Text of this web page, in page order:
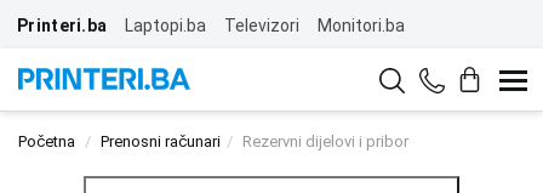
Printeri.ba Laptopi.ba Televizori Monitori.ba
Početna Prenosni računari Rezervni dijelovi i pribor